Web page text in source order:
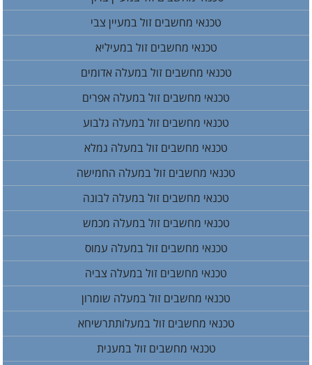
טכנאי מחשבים זול במעיין צבי
טכנאי מחשבים זול במעיליא
טכנאי מחשבים זול במעלה אדומים
טכנאי מחשבים זול במעלה אפרים
טכנאי מחשבים זול במעלה גלבוע
טכנאי מחשבים זול במעלה גמלא
טכנאי מחשבים זול במעלה החמישה
טכנאי מחשבים זול במעלה לבונה
טכנאי מחשבים זול במעלה מכמש
טכנאי מחשבים זול במעלה עמוס
טכנאי מחשבים זול במעלה צביה
טכנאי מחשבים זול במעלה שומרון
טכנאי מחשבים זול במעלותתרשיחא
טכנאי מחשבים זול במענית